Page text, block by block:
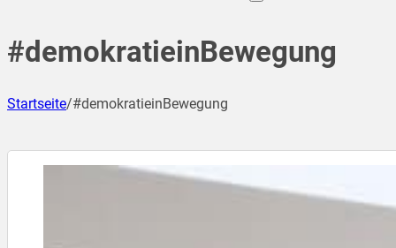
#demokratieinBewegung
Startseite/#demokratieinBewegung